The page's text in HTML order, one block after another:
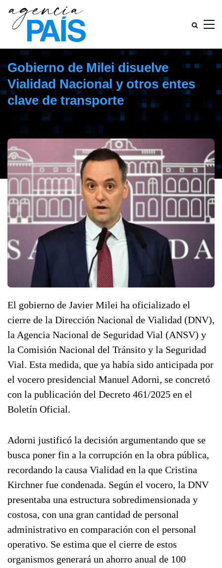
Gobierno de Milei disuelve
Vialidad Nacional y otros entes
clave de transporte
El gobierno de Javier Milei ha oficializado el
cierre de la Dirección Nacional de Vialidad (DNV),
la Agencia Nacional de Seguridad Vial (ANSV) y
la Comisión Nacional del Tránsito y la Seguridad
Vial. Esta medida, que ya había sido anticipada por
el vocero presidencial Manuel Adorni, se concretó
con la publicación del Decreto 461/2025 en el
Boletín Oficial.
Adorni justificó la decisión argumentando que se
busca poner fin a la corrupción en la obra pública,
recordando la causa Vialidad en la que Cristina
Kirchner fue condenada. Según el vocero, la DNV
presentaba una estructura sobredimensionada y
costosa, con una gran cantidad de personal
administrativo en comparación con el personal
operativo. Se estima que el cierre de estos
organismos generará un ahorro anual de 100